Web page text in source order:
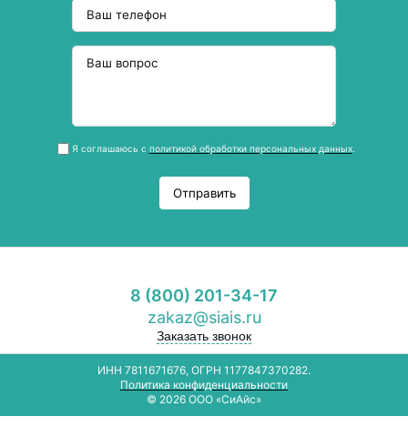
Я соглашаюсь с политикой обработки персональных данных.
Отправить
8 (800) 201-34-17
zakaz@siais.ru
Заказать звонок
ИНН 7811671676, ОГРН 1177847370282.
Политика конфиденциальности
© 2026 ООО «СиАйс»